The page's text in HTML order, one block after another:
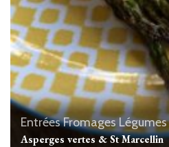
EntréesFromagesLégumes
Asperges vertes & St Marcellin